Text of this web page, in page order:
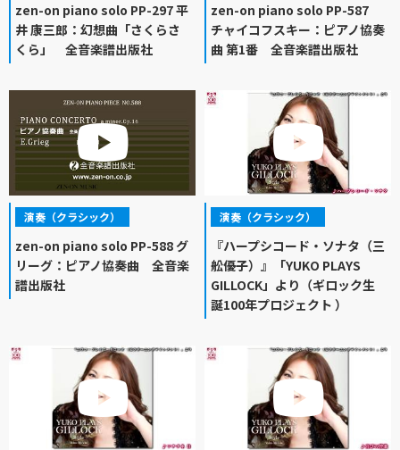
zen-on piano solo PP-297 平
井 康三郎：幻想曲「さくらさ
くら」 全音楽譜出版社
zen-on piano solo PP-587
チャイコフスキー：ピアノ協奏
曲 第1番 全音楽譜出版社
演奏（クラシック）
zen-on piano solo PP-588 グ
リーグ：ピアノ協奏曲 全音楽
譜出版社
演奏（クラシック）
『ハープシコード・ソナタ（三
舩優子）』「YUKO PLAYS
GILLOCK」より（ギロック生
誕100年プロジェクト ）